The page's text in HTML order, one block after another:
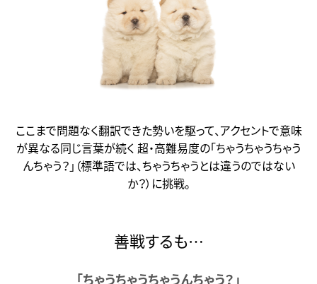
ここまで問題なく翻訳できた勢いを駆って、アクセントで意味
が異なる同じ言葉が続く 超・高難易度の「ちゃうちゃうちゃう
んちゃう？」（標準語では、ちゃうちゃうとは違うのではない
か？）に挑戦。
善戦するも…
「ちゃうちゃうちゃうんちゃう？」